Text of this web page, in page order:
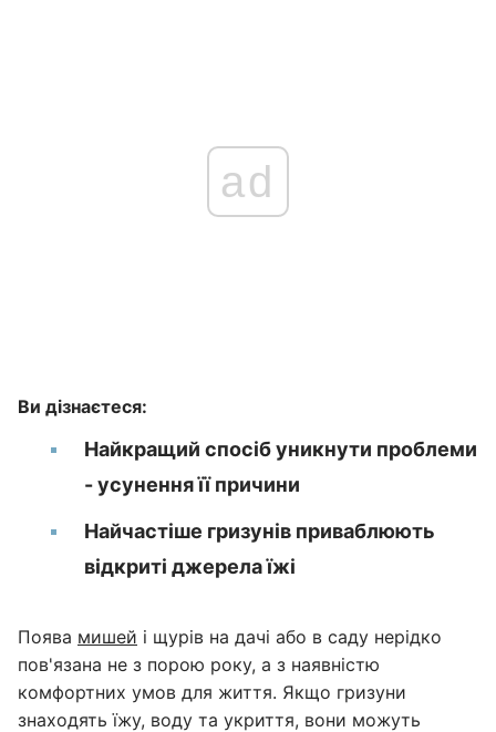
ad
Ви дізнаєтеся:
Найкращий спосіб уникнути проблеми
- усунення її причини
Найчастіше гризунів приваблюють
відкриті джерела їжі
Поява мишей і щурів на дачі або в саду нерідко
пов'язана не з порою року, а з наявністю
комфортних умов для життя. Якщо гризуни
знаходять їжу, воду та укриття, вони можуть